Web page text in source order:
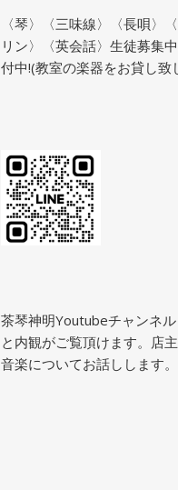
〈琴〉〈三味線〉〈長唄〉
リン〉〈英会話〉生徒募集
付中!(教室の楽器をお貸し致
茶琴神明Youtubeチャンネル
と内観がご覧頂けます。店
音楽についてお話しします。